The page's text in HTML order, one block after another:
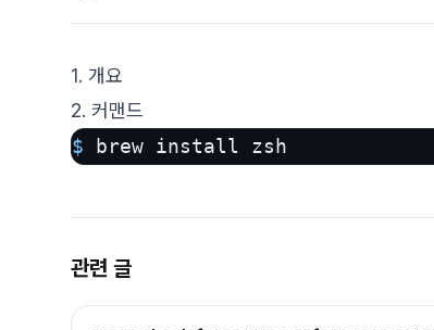
1. 개요
2. 커맨드
$
brew install zsh
관련 글